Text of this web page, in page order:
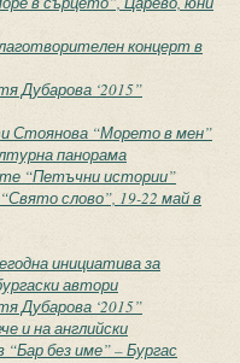
концерт в
Дубарова ‘2015”
Стоянова “Морето в мен”
панорама
“Петъчни истории”
слово”, 19-22 май в
инициатива за
автори
Дубарова ‘2015”
и на английски
без име” – Бургас